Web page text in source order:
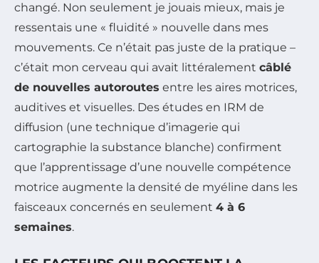
changé. Non seulement je jouais mieux, mais je
ressentais une « fluidité » nouvelle dans mes
mouvements. Ce n’était pas juste de la pratique –
c’était mon cerveau qui avait littéralement câblé
de nouvelles autoroutes entre les aires motrices,
auditives et visuelles. Des études en IRM de
diffusion (une technique d’imagerie qui
cartographie la substance blanche) confirment
que l’apprentissage d’une nouvelle compétence
motrice augmente la densité de myéline dans les
faisceaux concernés en seulement 4 à 6
semaines.